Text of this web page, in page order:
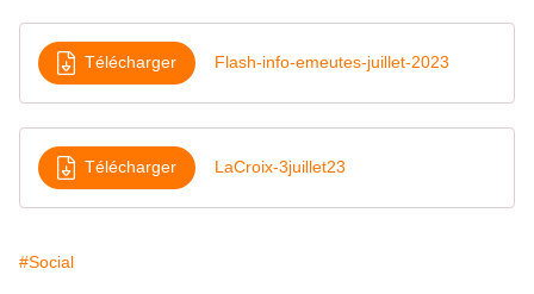
Télécharger Flash-info-emeutes-juillet-2023
Télécharger LaCroix-3juillet23
#Social